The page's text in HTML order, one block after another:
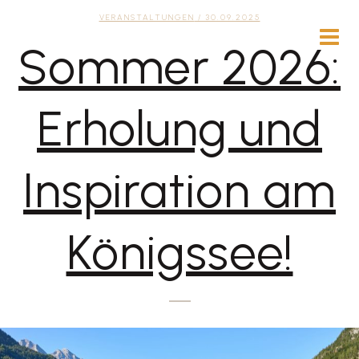
VERANSTALTUNGEN / 30.09.2025
Sommer 2026:
Erholung und
Inspiration am
Königssee!